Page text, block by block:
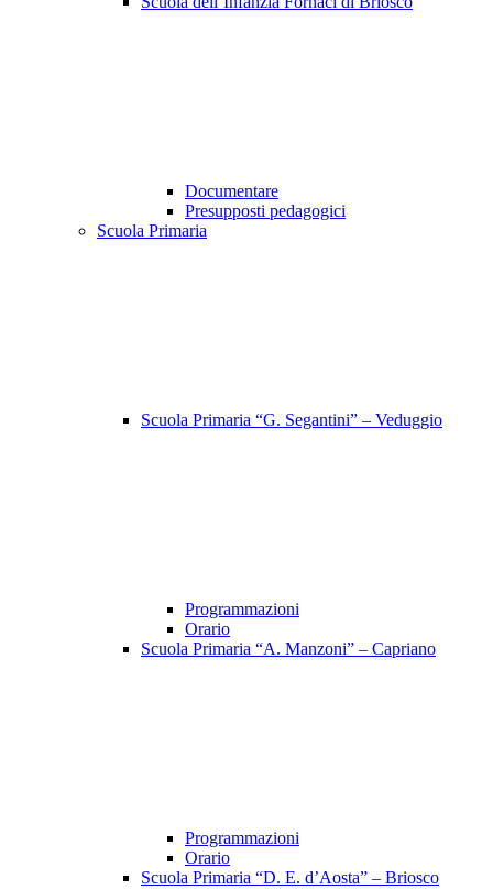
Documentare
Presupposti pedagogici
Scuola Primaria
Scuola Primaria “G. Segantini” – Veduggio
Programmazioni
Orario
Scuola Primaria “A. Manzoni” – Capriano
Programmazioni
Orario
Scuola Primaria “D. E. d’Aosta” – Briosco